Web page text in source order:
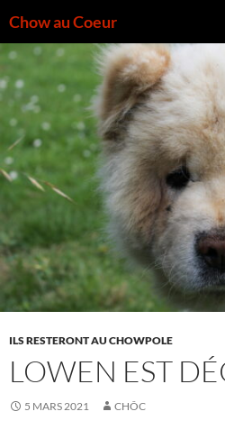
au
contenu
Chow au Coeur
ILS RESTERONT AU CHOWPOLE
LOWEN EST
5 MARS 2021 CHÔC